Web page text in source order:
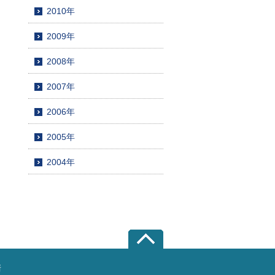
2010年
2009年
2008年
2007年
2006年
2005年
2004年